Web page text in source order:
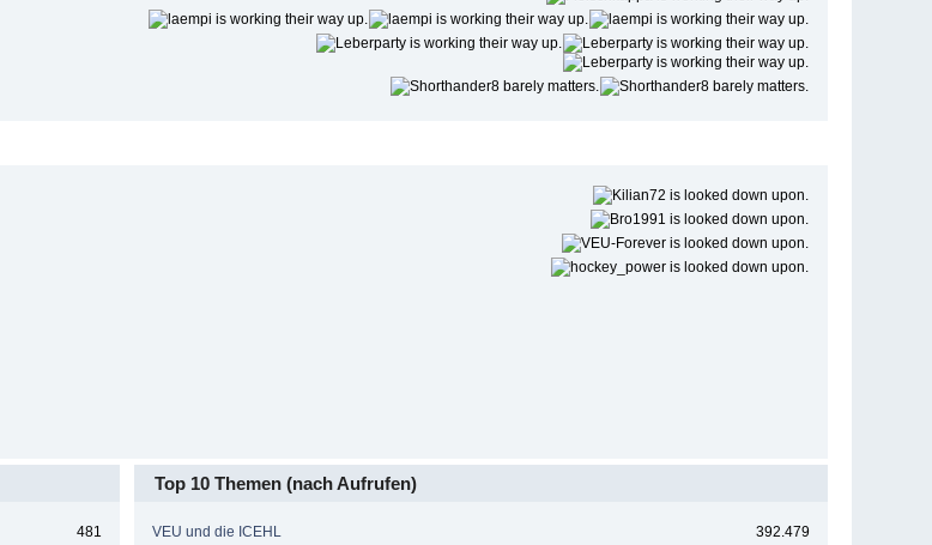
481
Top 10 Themen (nach Aufrufen)
VEU und die ICEHL
392.479